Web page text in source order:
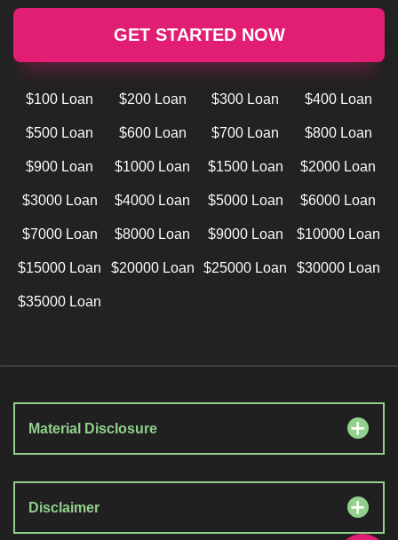
GET STARTED NOW
$100 Loan $200 Loan $300 Loan $400 Loan
$500 Loan $600 Loan $700 Loan $800 Loan
$900 Loan $1000 Loan $1500 Loan $2000 Loan
$3000 Loan $4000 Loan $5000 Loan $6000 Loan
$7000 Loan $8000 Loan $9000 Loan $10000 Loan
$15000 Loan $20000 Loan $25000 Loan $30000 Loan
$35000 Loan
Material Disclosure
Disclaimer